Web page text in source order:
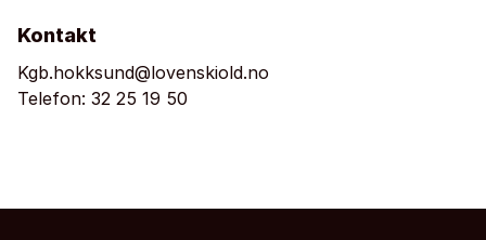
Kontakt
Kgb.hokksund@lovenskiold.no
Telefon: 32 25 19 50